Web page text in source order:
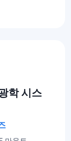
학 시스